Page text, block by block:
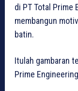
di PT Total Prime
membangun
batin.
Itulah gambaran
Prime